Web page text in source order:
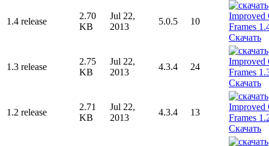
1.4 release
2.70
KB
Jul 22,
2013
5.0.5
10
Скачать
1.3 release
2.75
KB
Jul 22,
2013
4.3.4
24
Скачать
1.2 release
2.71
KB
Jul 22,
2013
4.3.4
13
Скачать